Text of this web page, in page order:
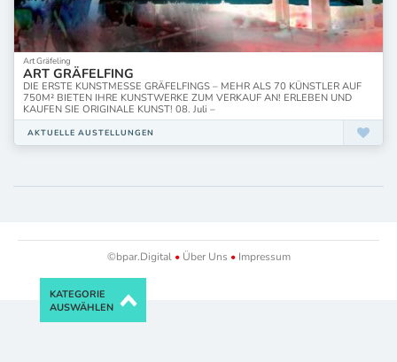
Art Gräfeling
ART GRÄFELFING
DIE ERSTE KUNSTMESSE GRÄFELFINGS – MEHR ALS 70 KÜNSTLER AUF
750M² BIETEN IHRE KUNSTWERKE ZUM VERKAUF AN! ERLEBEN UND
KAUFEN SIE ORIGINALE KUNST! 08. Juli –
AKTUELLE AUSTELLUNGEN
©bpar.Digital •Über Uns •Impressum
KATEGORIE
AUSWÄHLEN